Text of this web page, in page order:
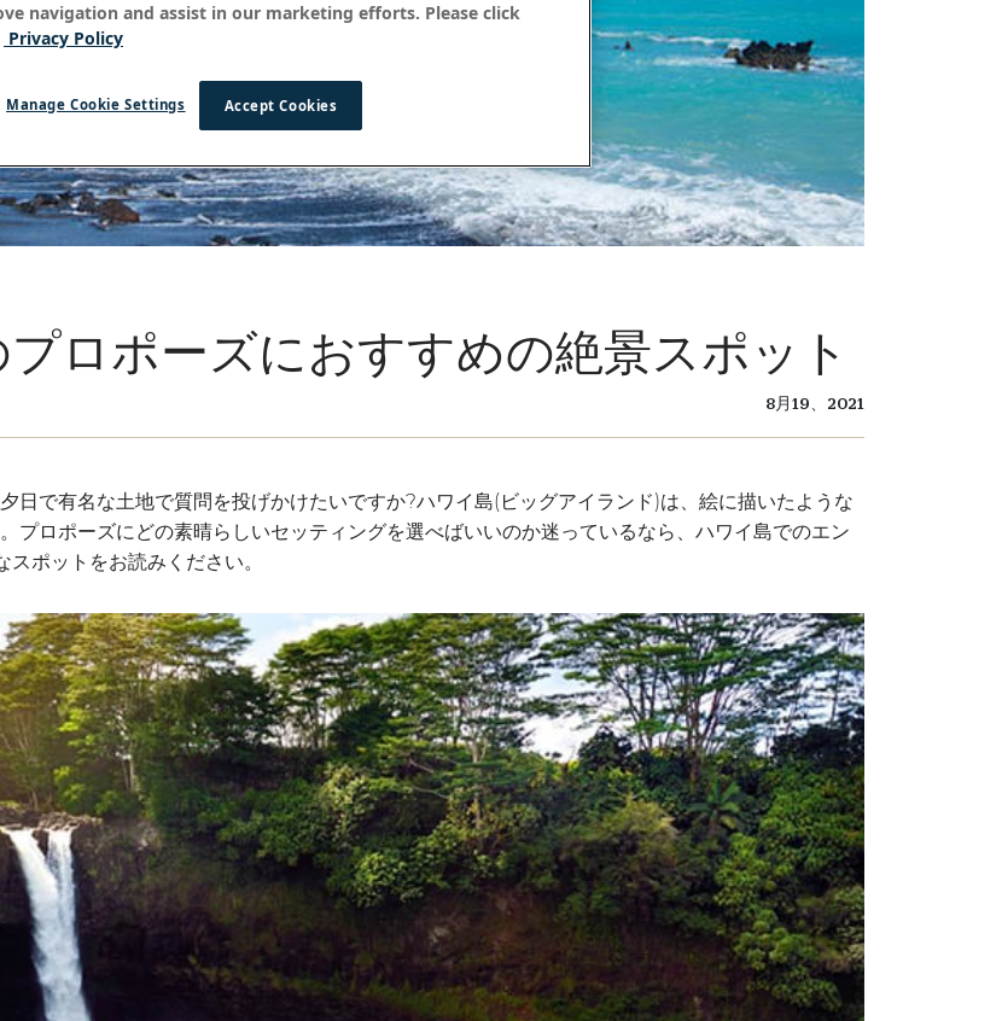
ロポーズにおすすめの絶景スポット
8月19、2021
日で有名な土地で質問を投げかけたいですか?ハワイ島(ビッグアイランド)は、絵に描いたような
プロポーズにどの素晴らしいセッティングを選べばいいのか迷っているなら、ハワイ島でのエン
ポットをお読みください。
navigation and assist in our marketing efforts. Please click
Privacy Policy
Accept Cookies
Manage Cookie Settings